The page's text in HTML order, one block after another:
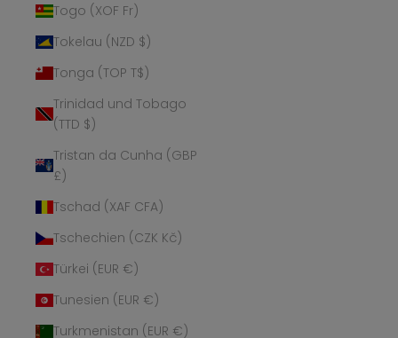
Togo (XOF Fr)
Tokelau (NZD $)
Tonga (TOP T$)
Trinidad und Tobago
(TTD $)
Tristan da Cunha (GBP
£)
Tschad (XAF CFA)
Tschechien (CZK Kč)
Türkei (EUR €)
Tunesien (EUR €)
Turkmenistan (EUR €)